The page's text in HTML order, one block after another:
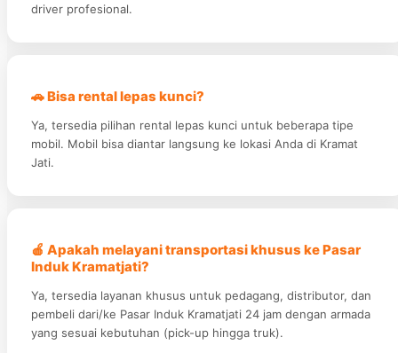
driver profesional.
🚗 Bisa rental lepas kunci?
Ya, tersedia pilihan rental lepas kunci untuk beberapa tipe
mobil. Mobil bisa diantar langsung ke lokasi Anda di Kramat
Jati.
🍎 Apakah melayani transportasi khusus ke Pasar
Induk Kramatjati?
Ya, tersedia layanan khusus untuk pedagang, distributor, dan
pembeli dari/ke Pasar Induk Kramatjati 24 jam dengan armada
yang sesuai kebutuhan (pick-up hingga truk).